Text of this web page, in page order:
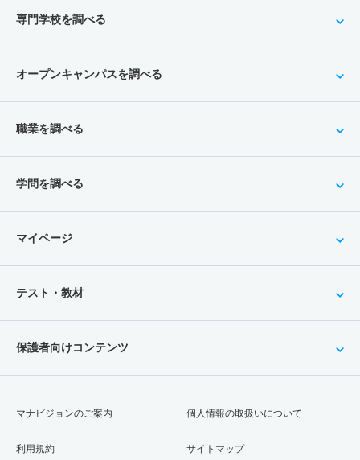
専門学校を調べる
オープンキャンパスを調べる
職業を調べる
学問を調べる
マイページ
テスト・教材
保護者向けコンテンツ
マナビジョンのご案内
利用規約
個人情報の取扱いについて
サイトマップ